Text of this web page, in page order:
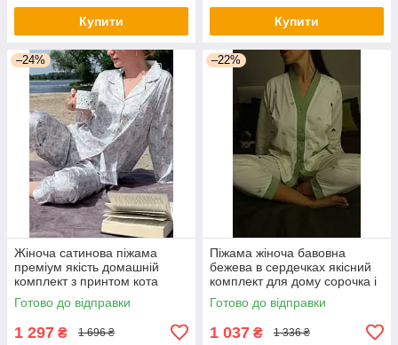
Купити Купити
–24%
Жіноча сатинова піжама
преміум якість домашній
комплект з принтом кота
Готово до відправки
1 297 ₴ 1 696 ₴
–22%
Піжама жіноча бавовна
бежева в сердечках якісний
комплект для дому сорочка і
штани
Готово до відправки
1 037 ₴ 1 336 ₴